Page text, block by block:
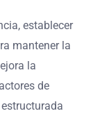
establecer
mantener la
la
de